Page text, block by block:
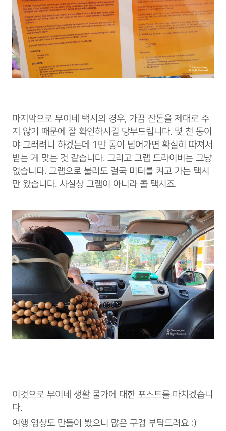
마지막으로 무이네 택시의 경우, 가끔 잔돈을 제대로 주
지 않기 때문에 잘 확인하시길 당부드립니다. 몇 천 동이
야 그러려니 하겠는데 1만 동이 넘어가면 확실히 따져서
받는 게 맞는 것 같습니다. 그리고 그랩 드라이버는 그냥
없습니다. 그랩으로 불러도 결국 미터를 켜고 가는 택시
만 왔습니다. 사실상 그램이 아니라 콜 택시죠.
이것으로 무이네 생활 물가에 대한 포스트를 마치겠습니
다.
여행 영상도 만들어 봤으니 많은 구경 부탁드려요 :)